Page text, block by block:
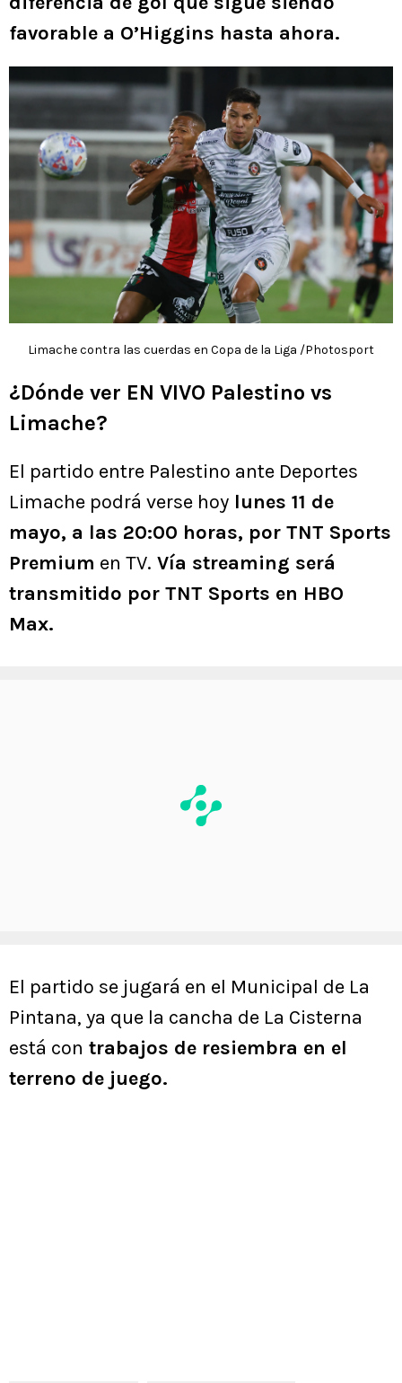
favorable a O’Higgins hasta ahora.
Limache contra las cuerdas en Copa de la Liga /Photosport
¿Dónde ver EN VIVO Palestino vs
Limache?
El partido entre Palestino ante Deportes
Limache podrá verse hoy lunes 11 de
mayo, a las 20:00 horas, por TNT Sports
Premium en TV. Vía streaming será
transmitido por TNT Sports en HBO
Max.
El partido se jugará en el Municipal de La
Pintana, ya que la cancha de La Cisterna
está con trabajos de resiembra en el
terreno de juego.